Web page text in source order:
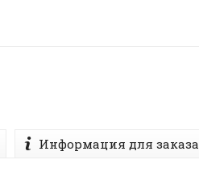
Информация для заказа